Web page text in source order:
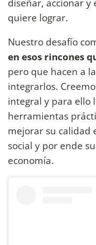
diseñar, accionar y
quiere lograr.
Nuestro desafío
en esos rincones
pero que hacen a
integrarlos.
integral y para ello
herramientas
mejorar su calidad
social y por ende
economía.